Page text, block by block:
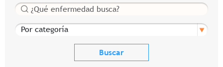
Buscar
Por categoría